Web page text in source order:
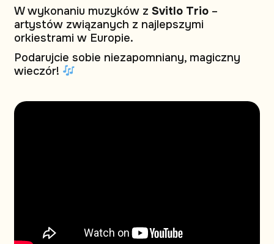
W wykonaniu muzyków z Svitlo Trio–
artystów związanych z najlepszymi
orkiestrami w Europie.
Podarujcie sobie niezapomniany, magiczny
wieczór!